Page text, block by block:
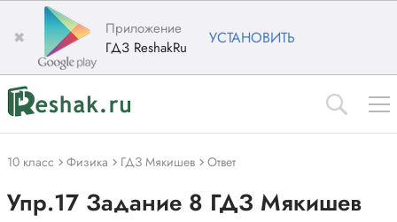
✖
Приложение
ГДЗ ReshakRu
УСТАНОВИТЬ
10 класс Физика ГДЗ Мякишев Ответ
Упр.17 Задание 8 ГДЗ Мякишев